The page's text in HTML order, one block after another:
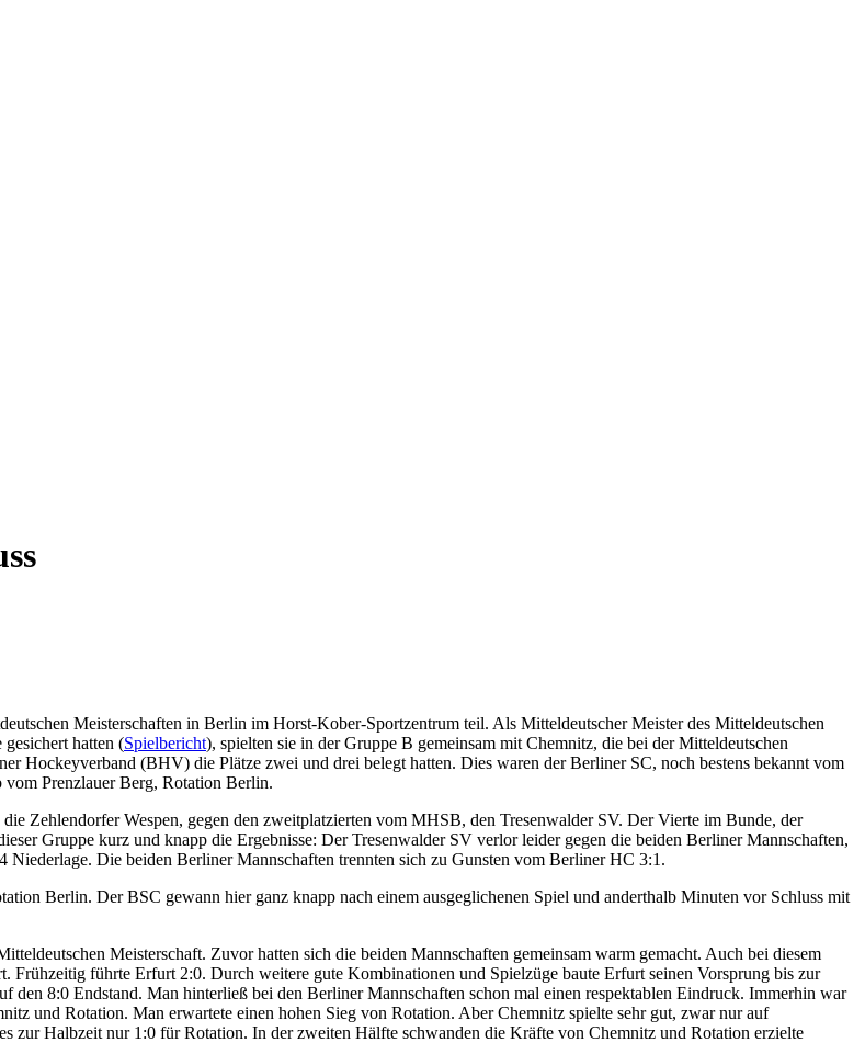
Meisterschaften in Berlin im Horst-Kober-Sportzentrum teil. Als Mitteldeutscher Meister des Mitteldeutschen
hatten (Spielbericht), spielten sie in der Gruppe B gemeinsam mit Chemnitz, die bei der Mitteldeutschen
Hockeyverband (BHV) die Plätze zwei und drei belegt hatten. Dies waren der Berliner SC, noch bestens bekannt vom
Prenzlauer Berg, Rotation Berlin.
Zehlendorfer Wespen, gegen den zweitplatzierten vom MHSB, den Tresenwalder SV. Der Vierte im Bunde, der
Gruppe kurz und knapp die Ergebnisse: Der Tresenwalder SV verlor leider gegen die beiden Berliner Mannschaften,
Die beiden Berliner Mannschaften trennten sich zu Gunsten vom Berliner HC 3:1.
Berlin. Der BSC gewann hier ganz knapp nach einem ausgeglichenen Spiel und anderthalb Minuten vor Schluss mit
Meisterschaft. Zuvor hatten sich die beiden Mannschaften gemeinsam warm gemacht. Auch bei diesem
führte Erfurt 2:0. Durch weitere gute Kombinationen und Spielzüge baute Erfurt seinen Vorsprung bis zur
8:0 Endstand. Man hinterließ bei den Berliner Mannschaften schon mal einen respektablen Eindruck. Immerhin war
und Rotation. Man erwartete einen hohen Sieg von Rotation. Aber Chemnitz spielte sehr gut, zwar nur auf
zur Halbzeit nur 1:0 für Rotation. In der zweiten Hälfte schwanden die Kräfte von Chemnitz und Rotation erzielte